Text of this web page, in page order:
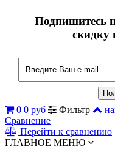
Подпишитесь
скидку
0 0 руб Фильтр
Сравнение
Перейти к сравнению
ГЛАВНОЕ МЕНЮ